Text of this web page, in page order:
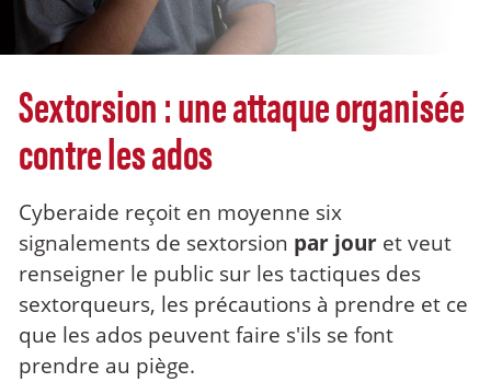
Sextorsion : une attaque organisée
contre les ados
Cyberaide reçoit en moyenne six
signalements de sextorsion par jour et veut
renseigner le public sur les tactiques des
sextorqueurs, les précautions à prendre et ce
que les ados peuvent faire s'ils se font
prendre au piège.